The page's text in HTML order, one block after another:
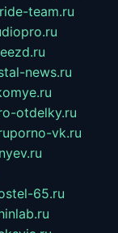
team.ru
news.ru
otdelky.ru
porno-vk.ru
65.ru